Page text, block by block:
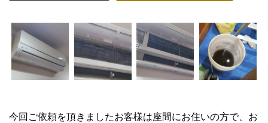
今回ご依頼を頂きましたお客様は座間にお住いの方で、お